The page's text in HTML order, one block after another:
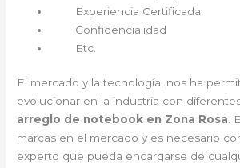
Experiencia Certificada
Confidencialidad
Etc.
El mercado y la tecnología, nos ha
evolucionar en la industria con
arreglo de notebook en Zona Rosa.
marcas en el mercado y es necesario
experto que pueda encargarse de